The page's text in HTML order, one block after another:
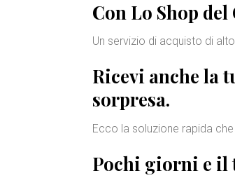
Con Lo Shop
Un servizio di acquisto di
Ricevi anche la
sorpresa.
Ecco la soluzione rapida
Pochi giorni e il